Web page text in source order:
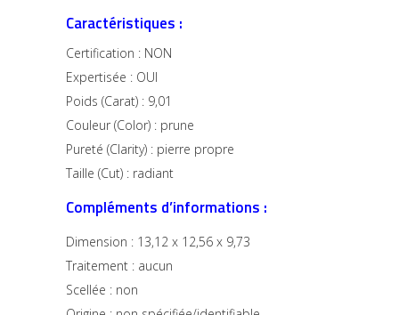
Caractéristiques :
Certification : NON
Expertisée : OUI
Poids (Carat) : 9,01
Couleur (Color) : prune
Pureté (Clarity) : pierre propre
Taille (Cut) : radiant
Compléments d’informations :
Dimension : 13,12 x 12,56 x 9,73
Traitement : aucun
Scellée : non